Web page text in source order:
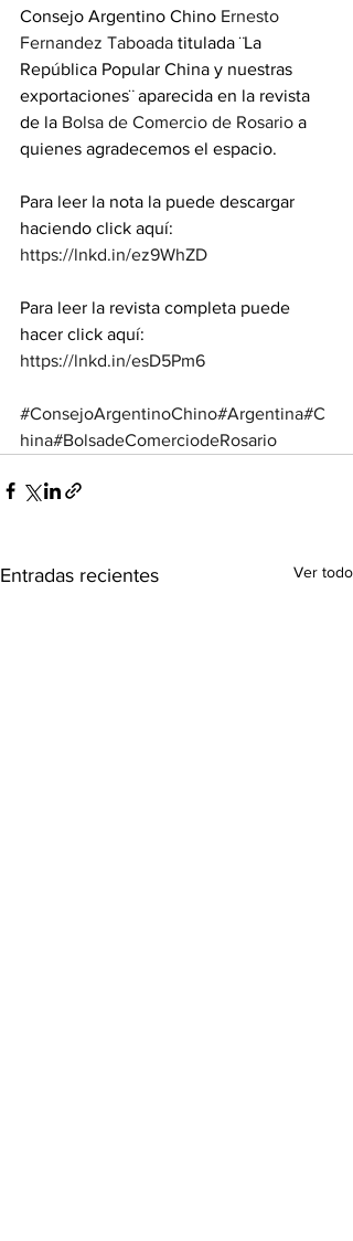
Consejo Argentino Chino Ernesto
Fernandez Taboada titulada ¨La
República Popular China y nuestras
exportaciones¨ aparecida en la revista
de la Bolsa de Comercio de Rosario a
quienes agradecemos el espacio.
Para leer la nota la puede descargar
haciendo click aquí:
https://lnkd.in/ez9WhZD
Para leer la revista completa puede
hacer click aquí:
https://lnkd.in/esD5Pm6
#ConsejoArgentinoChino#Argentina#C
hina#BolsadeComerciodeRosario
Entradas recientes Ver todo